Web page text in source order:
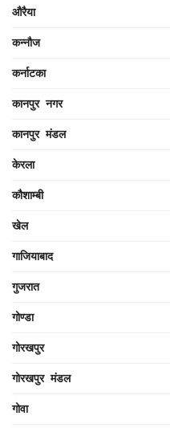
औरैया
कन्नौज
कर्नाटका
कानपुर नगर
कानपुर मंडल
केरला
कौशाम्बी
खेल
गाजियाबाद
गुजरात
गोण्डा
गोरखपुर
गोरखपुर मंडल
गोवा